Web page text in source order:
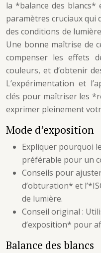
la *balance des
paramètres cruciaux qui
des conditions de
Une bonne maîtrise de
compenser les effets
couleurs, et d’obtenir
L’expérimentation et
clés pour maîtriser les
exprimer pleinement
Mode d’exposition
Expliquer pourquoi
préférable pour un
Conseils pour
d’obturation* et
de lumière.
Conseil original :
d’exposition* pour
Balance des blancs